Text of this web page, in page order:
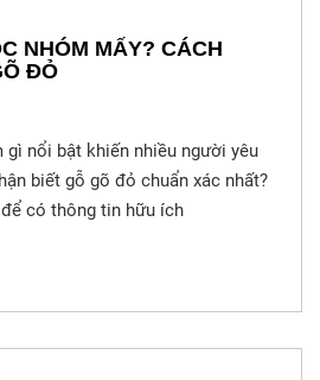
NHÓM MẤY? CÁCH
ĐỎ
nổi bật khiến nhiều người yêu
biết gỗ gõ đỏ chuẩn xác nhất?
có thông tin hữu ích